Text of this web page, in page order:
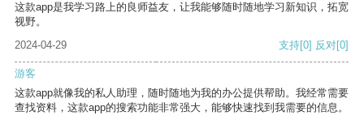
这款app是我学习路上的良师益友，让我能够随时随地学习新知识，拓宽
视野。
2024-04-29
支持[0] 反对[0]
游客
这款app就像我的私人助理，随时随地为我的办公提供帮助。我经常需要
查找资料，这款app的搜索功能非常强大，能够快速找到我需要的信息。